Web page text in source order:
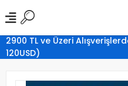
2900 TL ve Üzeri
120USD)